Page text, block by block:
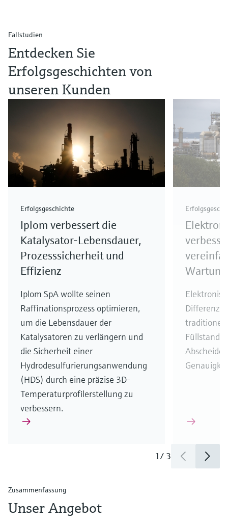
Fallstudien
Entdecken Sie
Erfolgsgeschichten von
unseren Kunden
Erfolgsgeschichte
Iplom verbessert die
Katalysator-Lebensdauer,
Prozesssicherheit und
Effizienz
Iplom SpA wollte seinen
Raffinationsprozess optimieren,
um die Lebensdauer der
Katalysatoren zu verlängern und
die Sicherheit einer
Hydrodesulfurierungsanwendung
(HDS) durch eine präzise 3D-
Temperaturprofilerstellung zu
verbessern.
Wartung
1/ 3
Zusammenfassung
Unser Angebot